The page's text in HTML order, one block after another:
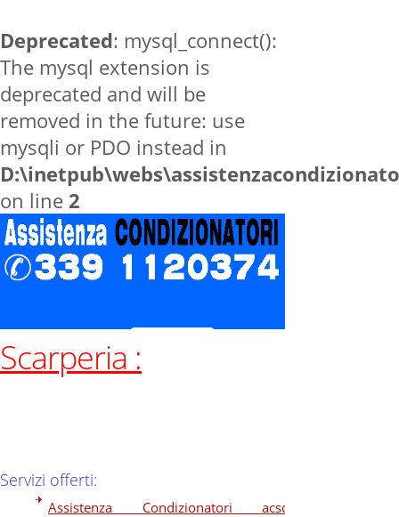
Deprecated: mysql_connect():
The mysql extension is
deprecated and will be
removed in the future: use
mysqli or PDO instead in
on line 2
zone
Contatti
Scarperia :
Servizi offerti:
Assistenza Condizionatori acson